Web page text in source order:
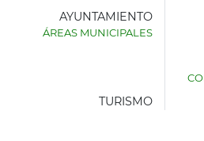
AYUNTAMIENTO
AYUNTAMIENTO
ÁREAS MUNICIPALES
TURISMO